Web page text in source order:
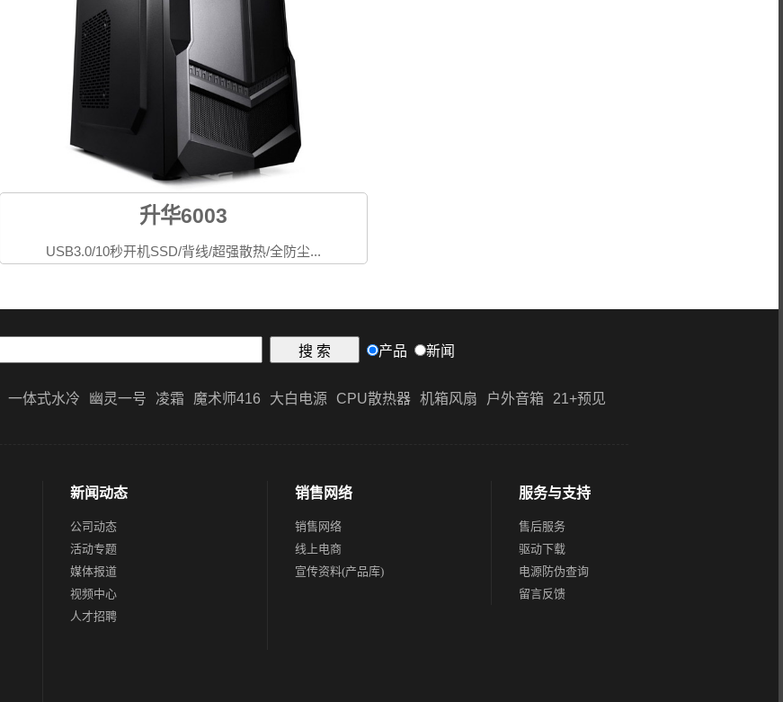
升华6003
USB3.0/10秒开机SSD/背线/超强散热/全防尘...
产品 新闻
一体式水冷 幽灵一号 凌霜 魔术师416 大白电源 CPU散热器 机箱风扇 户外音箱 21+预见
新闻动态
公司动态
活动专题
媒体报道
视频中心
人才招聘
销售网络
销售网络
线上电商
宣传资料(产品库)
服务与支持
售后服务
驱动下载
电源防伪查询
留言反馈